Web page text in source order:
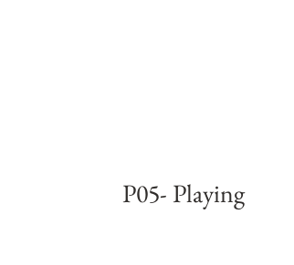
P05- Playing